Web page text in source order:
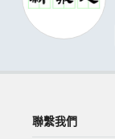
聯繫我們